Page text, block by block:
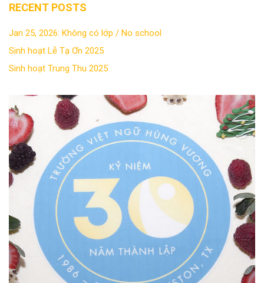
RECENT POSTS
Jan 25, 2026: Không có lớp / No school
Sinh hoạt Lễ Tạ Ơn 2025
Sinh hoạt Trung Thu 2025